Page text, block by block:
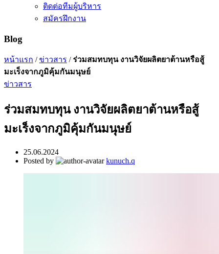
ติดต่อทีมผู้บริหาร
สมัครฝึกงาน
Blog
หน้าแรก /ข่าวสาร /ร่วมสมทบทุน งานวิจัยผลิตยาต้านหรือสู้
มะเร็งจากภูมิคุ้มกันมนุษย์
ข่าวสาร
ร่วมสมทบทุน งานวิจัยผลิตยาต้านหรือสู้
มะเร็งจากภูมิคุ้มกันมนุษย์
25.06.2024
Posted by
kunuch.q